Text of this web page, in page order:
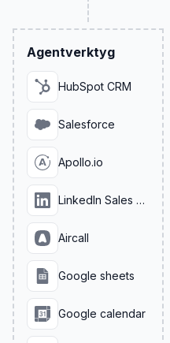
Agentverktyg
HubSpot CRM
Salesforce
Apollo.io
LinkedIn Sales Navigator
Aircall
Google sheets
Google calendar